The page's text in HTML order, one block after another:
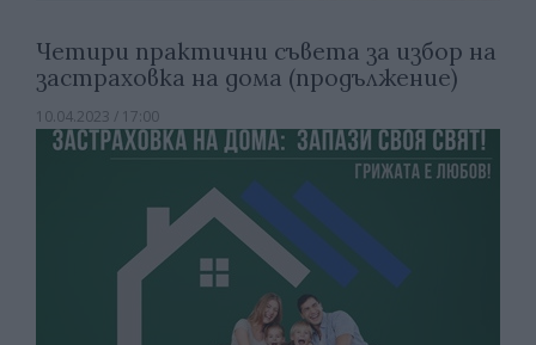
Четири практични съвета за избор на
застраховка на дома (продължение)
10.04.2023 / 17:00